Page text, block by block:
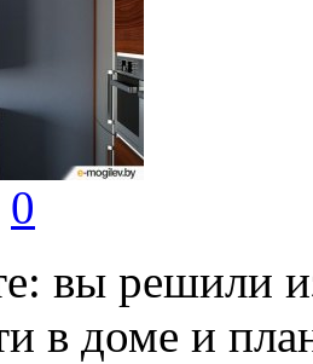
0
вы решили
в доме и